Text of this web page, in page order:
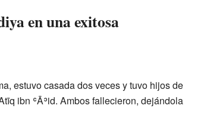
en una exitosa
estuvo casada dos veces y tuvo hijos de
ibn ʿĀʾid. Ambos fallecieron, dejándola